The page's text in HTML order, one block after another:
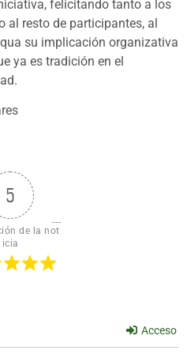
felicitando tanto a los
al resto de participantes, al
su implicación organizativa
ya es tradición en el
5
de la not
icia
Acceso